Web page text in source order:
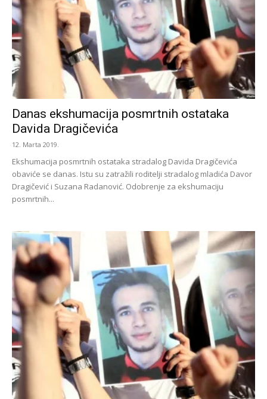
Danas ekshumacija posmrtnih ostataka
Davida Dragičevića
12. Marta 2019.
Ekshumacija posmrtnih ostataka stradalog Davida Dragičevića
obaviće se danas. Istu su zatražili roditelji stradalog mladića Davor
Dragičević i Suzana Radanović. Odobrenje za ekshumaciju
posmrtnih...